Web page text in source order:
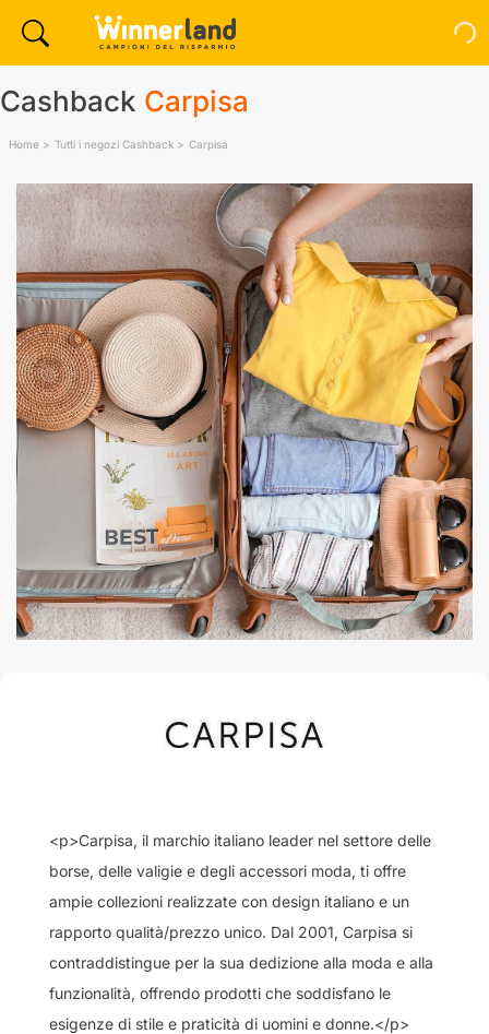
Cashback Carpisa
Home Tutti i negozi Cashback Carpisa
<p>Carpisa, il marchio italiano leader nel settore delle
borse, delle valigie e degli accessori moda, ti offre
ampie collezioni realizzate con design italiano e un
rapporto qualità/prezzo unico. Dal 2001, Carpisa si
contraddistingue per la sua dedizione alla moda e alla
funzionalità, offrendo prodotti che soddisfano le
esigenze di stile e praticità di uomini e donne.</p>